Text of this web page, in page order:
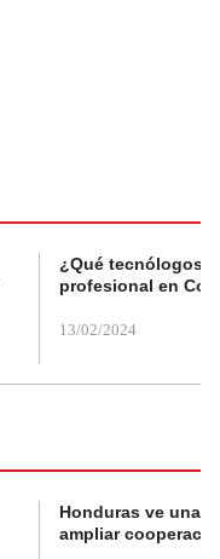
¿Qué tecnólogos
profesional en
13/02/2024
Honduras ve una
ampliar